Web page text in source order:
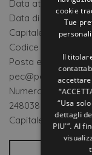
Data atto
Data di iscrizione:
Capitale sociale:
Codice Fiscale e
Posta elettronica
Numero
248038
Capitale in bilancio
cookie
Tue
Il
“Usa
dettagli
PIU'”. Al